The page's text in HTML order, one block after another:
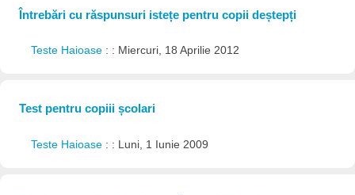
Întrebări cu răspunsuri istețe pentru copii deștepți
Teste Haioase : : Miercuri, 18 Aprilie 2012
Test pentru copiii școlari
Teste Haioase : : Luni, 1 Iunie 2009